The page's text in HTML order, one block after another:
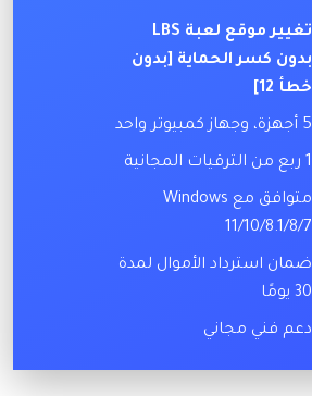
تغيير موقع لعبة LBS
بدون كسر الحماية [بدون
خطأ 12]
5 أجهزة، وجهاز كمبيوتر واحد
1 ربع من الترقيات المجانية
متوافق مع Windows
11/10/8.1/8/7
ضمان استرداد الأموال لمدة
30 يومًا
دعم فني مجاني